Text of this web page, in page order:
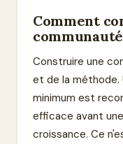
Comment
Construire une
et de la méthode.
minimum est
efficace avant
croissance. Ce